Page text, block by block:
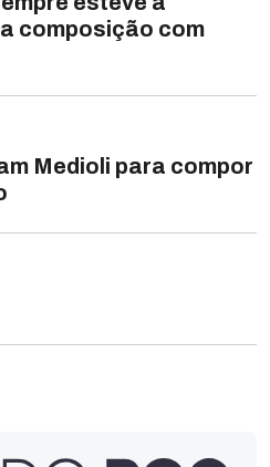
composição com
Medioli para compor